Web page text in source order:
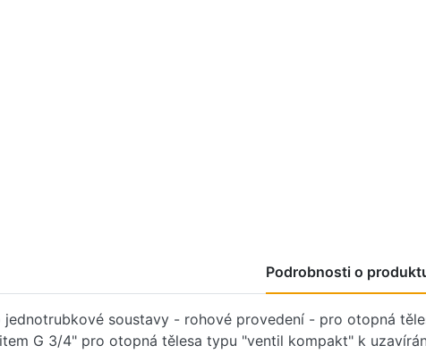
Podrobnosti o
jednotrubkové soustavy - rohové provedení - pro otopná
G 3/4" pro otopná tělesa typu "ventil kompakt" k